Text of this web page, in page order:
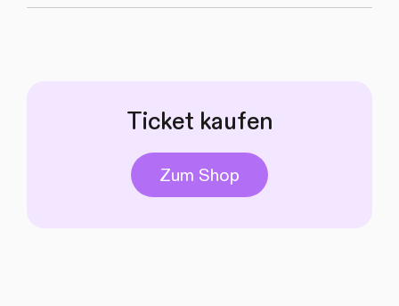
Ticket kaufen
Zum Shop